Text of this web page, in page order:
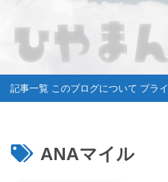
記事一覧 このブログについて プラ
ANAマイル